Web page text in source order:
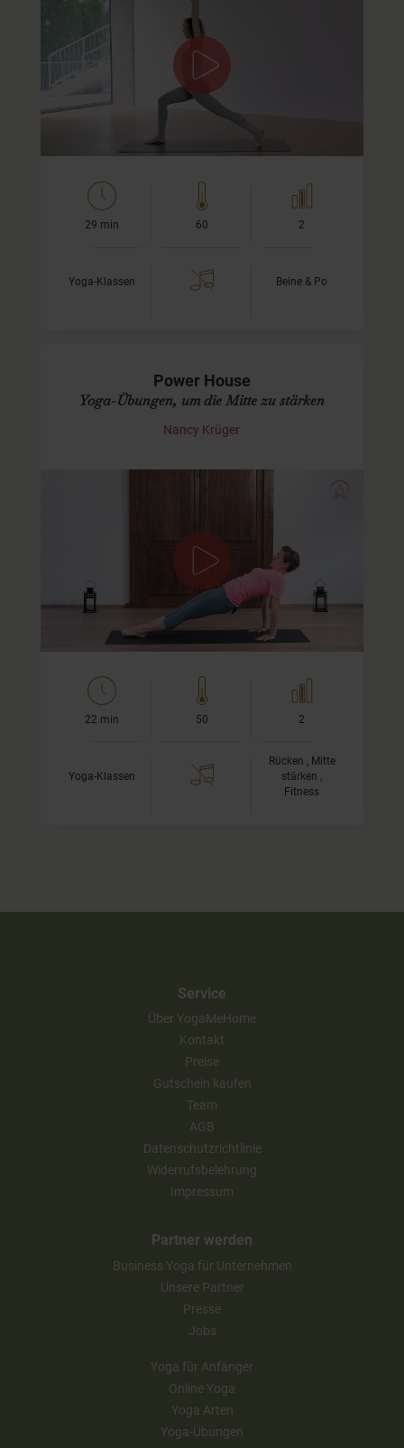
Kraft im ganzen Körper
Mit diesem Video bauen wir Kraft auf.
Etwa ab unserem 30. Lebensjahr bauen wir körperlich ab.
Das bedeutet, dass wir deutlich mehr tun müssen, um
Muskulatur aufzubauen oder…
29 min 60 2
Yoga-Klassen Beine & Po
Power House
Yoga-Übungen, um die Mitte zu stärken
Nancy Krüger
unteren Rücken und der Flanken, sorgt für eine
aufgerichtete Haltung, stabilisiert die Wirbelsäule und
hält Dich im…
22 min 50 2
Yoga-Klassen
Rücken , Mitte
stärken ,
Fitness
Service
Über YogaMeHome
Kontakt
Preise
Gutschein kaufen
Team
AGB
Datenschutzrichtlinie
Widerrufsbelehrung
Impressum
Partner werden
Business Yoga für Unternehmen
Unsere Partner
Presse
Jobs
Yoga für Anfänger
Online Yoga
Yoga Arten
Yoga-Übungen